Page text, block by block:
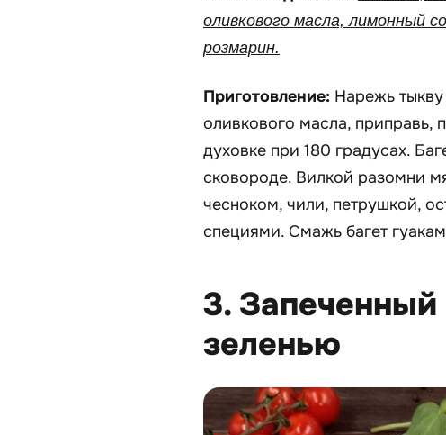
оливкового масла, лимонный
розмарин.
Приготовление: Нарежь
оливкового масла, приправь,
духовке при 180 градусах.
сковороде. Вилкой разомни
чесноком, чили, петрушкой,
специями. Смажь багет
3. Запеченный
зеленью